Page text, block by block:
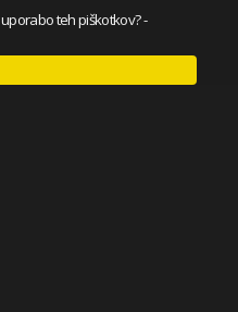
teh piškotkov?-